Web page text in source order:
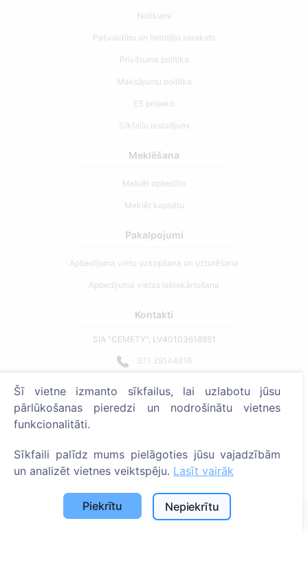
Notikumi
Pašvaldību un lietotāju saraksts
Privātuma politika
Maksājumu politika
ES projekti
Sīkfailu iestatījumi
Meklēšana
Meklēt apbedīto
Meklēt kapsētu
Pakalpojumi
Apbedījuma vietu uzkopšana un uzturēšana
Apbedījuma vietas labiekārtošana
Kontakti
SIA "CEMETY", LV40103618951
371 29144816
Strādājam visā Latvijā!
Administratoriem
© 2013 - 2026 Cemety Visas tiesības aizsargātas
Privātuma politika un noteikumi.
Šī vietne izmanto sīkfailus, lai uzlabotu jūsu
pārlūkošanas pieredzi un nodrošinātu vietnes
funkcionalitāti.
Sīkfaili palīdz mums pielāgoties jūsu vajadzībām
un analizēt vietnes veiktspēju. Lasīt vairāk
Piekrītu Nepiekrītu